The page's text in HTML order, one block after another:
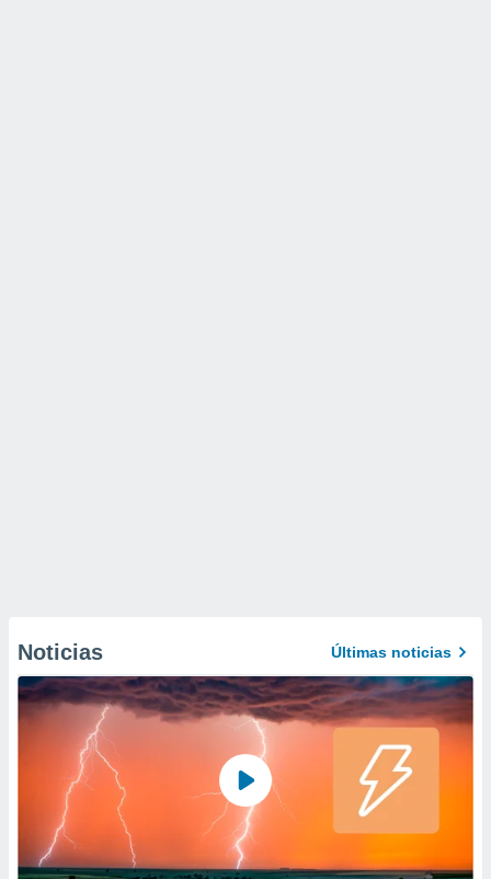
Noticias Últimas noticias